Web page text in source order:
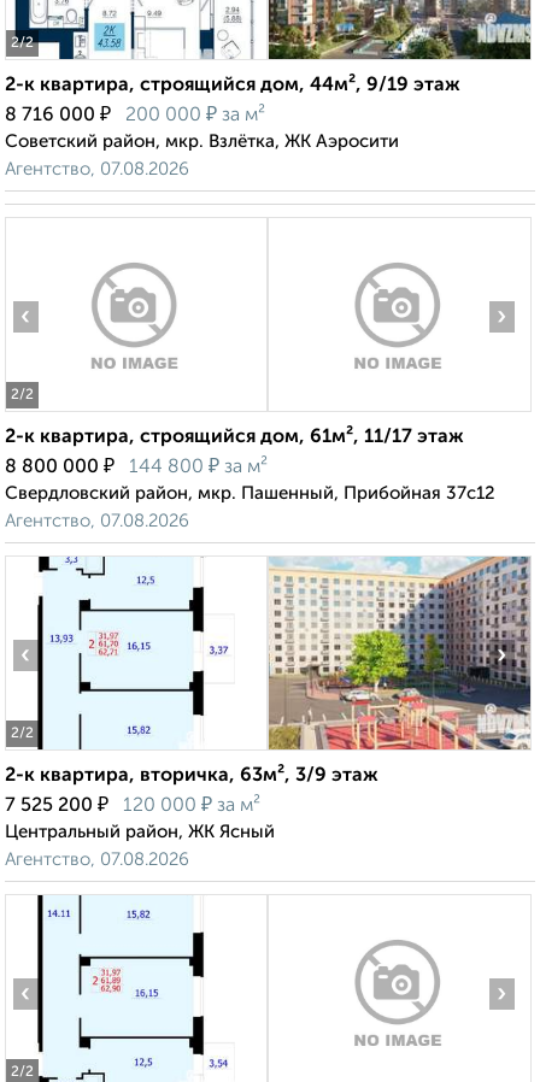
2/2
2-к квартира, строящийся дом, 44м², 9/19 этаж
8 716 000 ₽ 200 000 ₽ за м²
Советский район, мкр. Взлётка, ЖК Аэросити
Агентство, 07.08.2026
2/2
‹ ›
2-к квартира, строящийся дом, 61м², 11/17 этаж
8 800 000 ₽ 144 800 ₽ за м²
Свердловский район, мкр. Пашенный, Прибойная 37с12
Агентство, 07.08.2026
2/2
‹ ›
2-к квартира, вторичка, 63м², 3/9 этаж
7 525 200 ₽ 120 000 ₽ за м²
Центральный район, ЖК Ясный
Агентство, 07.08.2026
2/2
‹ ›